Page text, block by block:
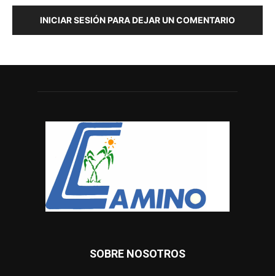
INICIAR SESIÓN PARA DEJAR UN COMENTARIO
SOBRE NOSOTROS